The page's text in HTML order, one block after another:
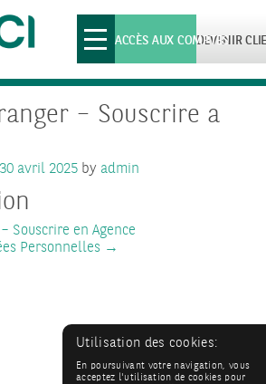
Toggle
navigationDEVENIR
ACCÈS AUX COMPTES
– Souscrire a
30 avril 2025 by admin
Souscrire en Agence
Personnelles →
Utilisation des cookies:
En poursuivant votre navigation, vous
acceptez l'utilisation de cookies pour